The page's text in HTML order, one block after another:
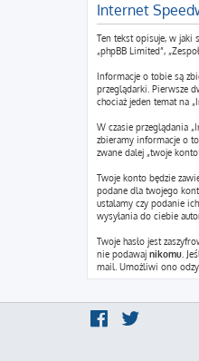
Internet
Ten tekst opisuje, w jaki
„phpBB Limited”,
Informacje o tobie są
przeglądarki. Pierwsze
chociaż jeden temat na
W czasie przeglądania
zbieramy informacje o
zwane dalej „twoje
Twoje konto będzie
podane dla twojego
ustalamy czy podanie
wysyłania do ciebie
Twoje hasło jest
nie podawaj nikomu .
mail. Umożliwi ono